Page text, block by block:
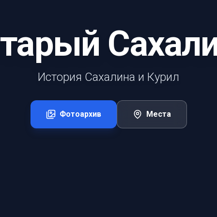
История Сахалина и Курил
Фотоархив Места